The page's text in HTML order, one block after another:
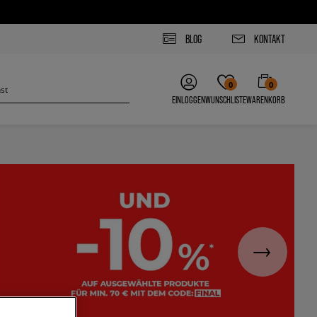
BLOG KONTAKT
EINLOGGEN
0
WUNSCHLISTE
0
WARENKORB